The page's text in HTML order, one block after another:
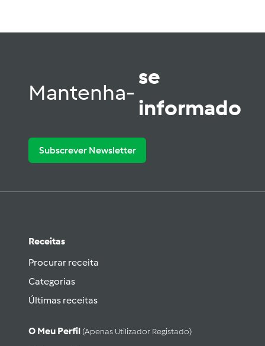
Mantenha-
se
informado
Subscrever Newsletter
Receitas
Procurar receita
Categorias
Últimas receitas
O Meu Perfil (apenas Utilizador Registado)